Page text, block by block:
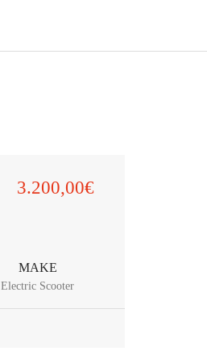
3.200,00€
MAKE
Electric Scooter